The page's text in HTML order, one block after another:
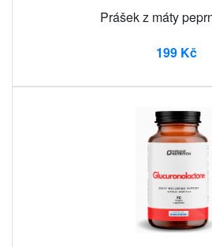
Prášek z máty
199 Kč